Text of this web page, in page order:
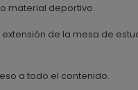
material deportivo.
de la mesa de
a todo el contenido.